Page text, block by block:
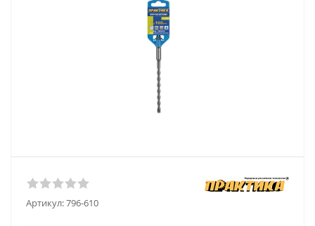
Артикул:796-610